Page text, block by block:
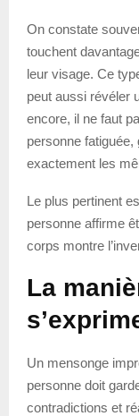
On constate
touchent
leur visage. Ce
peut aussi révéler
encore, il ne faut
personne
exactement les
Le plus pertinent
personne affirme
corps montre
La
Un mensonge
personne doit
contradictions et